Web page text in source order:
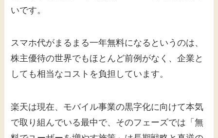
いです。
スマホ代がまるまる一年無料になるというのは、
株主優待の世界でもほとんど前例がなく、企業と
しても相当なコストを負担しています。
楽天は現在、モバイル事業の黒字化に向けて本気
で取り組んでいる最中で、そのフェーズでは「無